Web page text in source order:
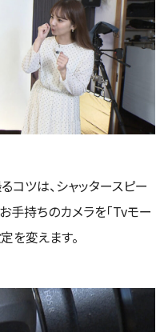
コツは、シャッタースピー
手持ちのカメラを「Tvモー
を変えます。